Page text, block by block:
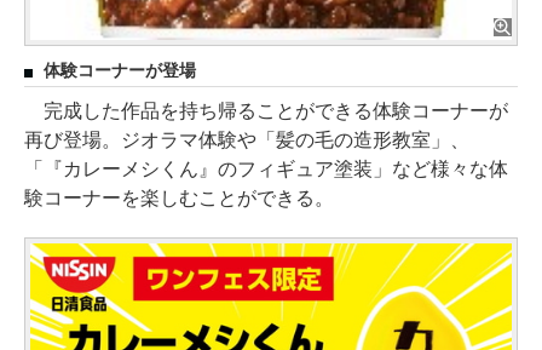
体験コーナーが登場
完成した作品を持ち帰ることができる体験コーナーが
再び登場。ジオラマ体験や「髪の毛の造形教室」、
「『カレーメシくん』のフィギュア塗装」など様々な体
験コーナーを楽しむことができる。